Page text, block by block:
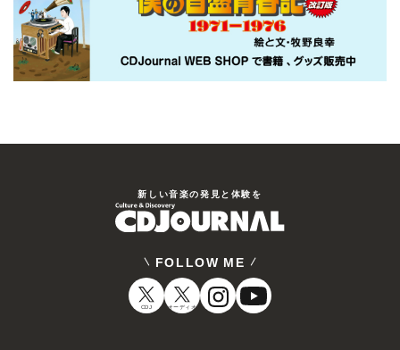
新しい⾳楽の発⾒と体験を
FOLLOW ME
CDJ オーディオ